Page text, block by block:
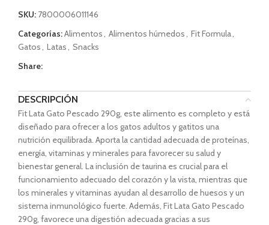
SKU: 7800006011146
Categorías:Alimentos, Alimentos húmedos, Fit Formula,
Gatos, Latas, Snacks
Share:
DESCRIPCIÓN
Fit Lata Gato Pescado 290g, este alimento es completo y está
diseñado para ofrecer a los gatos adultos y gatitos una
nutrición equilibrada. Aporta la cantidad adecuada de proteínas,
energía, vitaminas y minerales para favorecer su salud y
bienestar general. La inclusión de taurina es crucial para el
funcionamiento adecuado del corazón y la vista, mientras que
los minerales y vitaminas ayudan al desarrollo de huesos y un
sistema inmunológico fuerte. Además, Fit Lata Gato Pescado
290g, favorece una digestión adecuada gracias a sus